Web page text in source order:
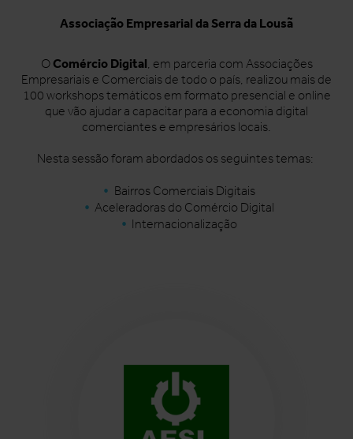
Associação Empresarial da Serra da Lousã
O Comércio Digital, em parceria com Associações
Empresariais e Comerciais de todo o país, realizou mais de
100 workshops temáticos em formato presencial e online
que vão ajudar a capacitar para a economia digital
comerciantes e empresários locais.
Nesta sessão foram abordados os seguintes temas:
Bairros Comerciais Digitais
Aceleradoras do Comércio Digital
Internacionalização